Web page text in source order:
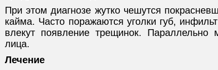
При этом диагнозе жутко чешутся
кайма. Часто поражаются уголки губ,
влекут появление трещинок. Параллельно
лица.
Лечение